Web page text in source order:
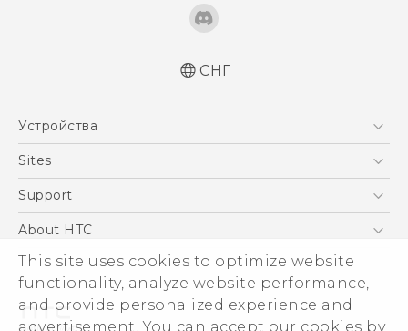
This site uses cookies to optimize website
functionality, analyze website performance,
and provide personalized experience and
advertisement. You can accept our cookies by
Русский - Руководство пользователя
Қазақ - Пайдаланушы нұсқаулығы
СНГ
Устройства
5G
EXODUS
VIVE
Sites
HTC Dev
Support
ПОДДЕРЖКА
About HTC
ESG
Инвестирование
Политика конфиденциальности